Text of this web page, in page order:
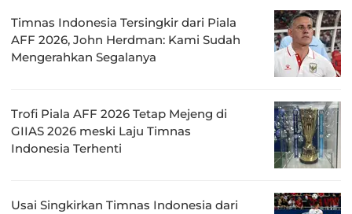
Timnas Indonesia Tersingkir dari Piala
AFF 2026, John Herdman: Kami Sudah
Mengerahkan Segalanya
Trofi Piala AFF 2026 Tetap Mejeng di
GIIAS 2026 meski Laju Timnas
Indonesia Terhenti
Usai Singkirkan Timnas Indonesia dari